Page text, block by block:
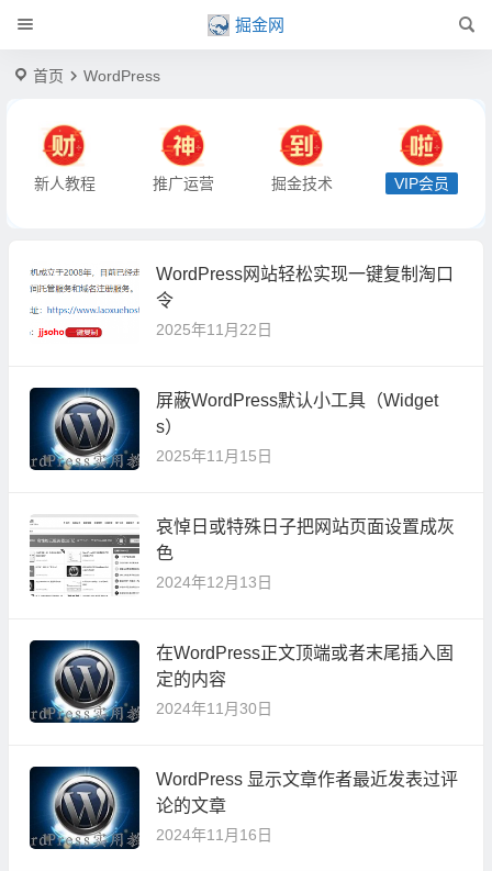
掘金网
首页 WordPress
新人教程 推广运营 掘金技术 VIP会员
WordPress网站轻松实现一键复制淘口
令
2025年11月22日
屏蔽WordPress默认小工具（Widget
s）
2025年11月15日
哀悼日或特殊日子把网站页面设置成灰
色
2024年12月13日
在WordPress正文顶端或者末尾插入固
定的内容
2024年11月30日
WordPress 显示文章作者最近发表过评
论的文章
2024年11月16日